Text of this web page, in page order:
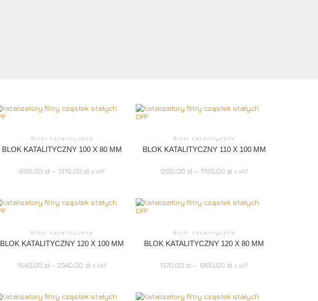
Bloki katalityczne
BLOK KATALITYCZNY 100 X 80 MM
850,00 zł – 1370,00 zł z VAT
Bloki katalityczne
BLOK KATALITYCZNY 110 X 100 MM
1200,00 zł – 1700,00 zł z VAT
Bloki katalityczne
BLOK KATALITYCZNY 120 X 100 MM
1540,00 zł – 2340,00 zł z VAT
Bloki katalityczne
BLOK KATALITYCZNY 120 X 80 MM
1370,00 zł – 1990,00 zł z VAT